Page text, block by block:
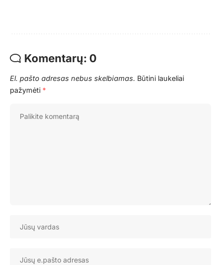
Komentarų: 0
El. pašto adresas nebus skelbiamas. Būtini laukeliai
pažymėti *